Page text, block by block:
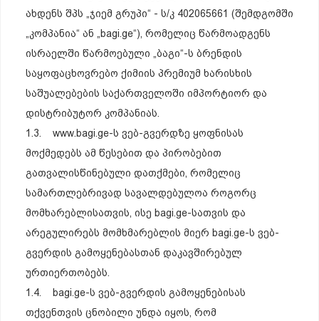
ახდენს შპს „ჯიემ გრუპი“ - ს/კ 402065661 (შემდგომში
„კომპანია“ ან „bagi.ge“), რომელიც წარმოადგენს
ისრაელში წარმოებული „ბაგი“-ს ბრენდის
საყოფაცხოვრებო ქიმიის პრემიუმ ხარისხის
საშუალებების საქართველოში იმპორტიორ და
დისტრიბუტორ კომპანიას.
1.3. www.bagi.ge-ს ვებ-გვერდზე ყოფნისას
მოქმედებს ამ წესებით და პირობებით
გათვალისწინებული დათქმები, რომელიც
სამართლებრივად სავალდებულოა როგორც
მომხარებლისათვის, ისე bagi.ge-სათვის და
არეგულირებს მომხმარებლის მიერ bagi.ge-ს ვებ-
გვერდის გამოყენებასთან დაკავშირებულ
ურთიერთობებს.
1.4. bagi.ge-ს ვებ-გვერდის გამოყენებისას
თქვენთვის ცნობილი უნდა იყოს, რომ